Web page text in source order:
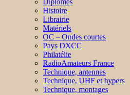
Diplômes
Histoire
Librairie
Matériels
OC – Ondes courtes
Pays DXCC
Philatélie
RadioAmateurs France
Technique, antennes
Technique, UHF et hypers
Technique, montages